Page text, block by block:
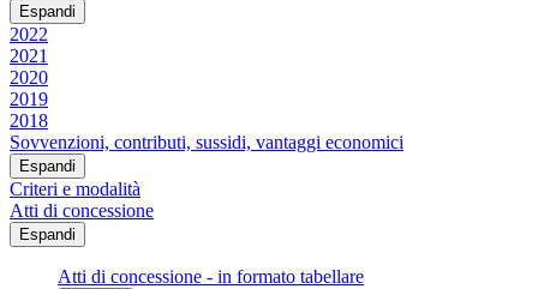
Espandi
2022
2021
2020
2019
2018
Sovvenzioni, contributi, sussidi, vantaggi economici
Espandi
Criteri e modalità
Atti di concessione
Espandi
Atti di concessione - in formato tabellare